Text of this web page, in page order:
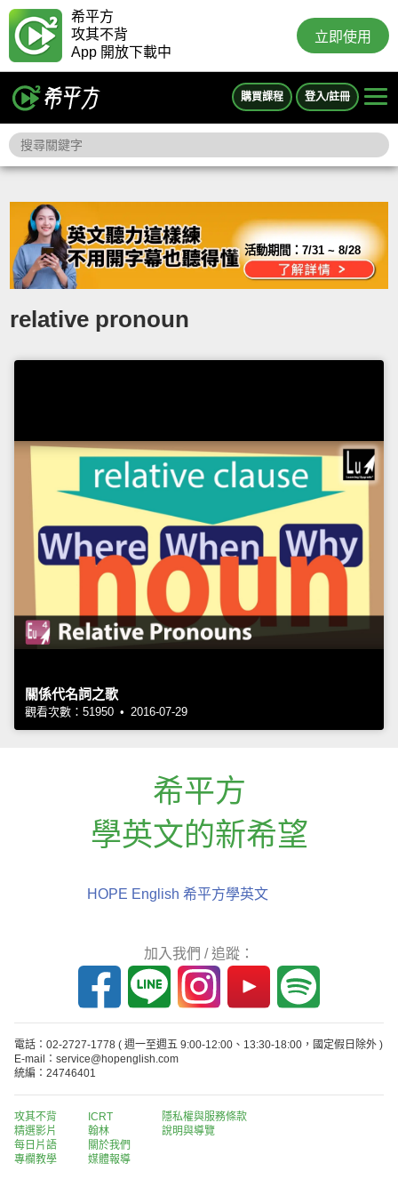
希平方
攻其不背
App 開放下載中
立即使用
購買課程 登入/註冊
活動期間：7/31 ~ 8/28
relative pronoun
關係代名詞之歌
觀看次數：51950 • 2016-07-29
希平方
學英文的新希望
HOPE English 希平方學英文
加入我們 / 追蹤：
電話：02-2727-1778 ( 週一至週五 9:00-12:00、13:30-18:00，國定假日除外 )
E-mail：service@hopenglish.com
統編：24746401
攻其不背
精選影片
每日片語
專欄教學
ICRT
翰林
關於我們
媒體報導
隱私權與服務條款
說明與導覽